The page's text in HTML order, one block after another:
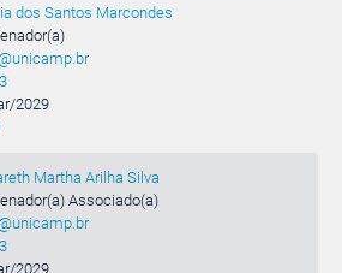
dos Santos Marcondes
2029
Martha Arilha Silva
Associado(a)
2029